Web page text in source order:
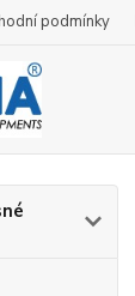
podmínky